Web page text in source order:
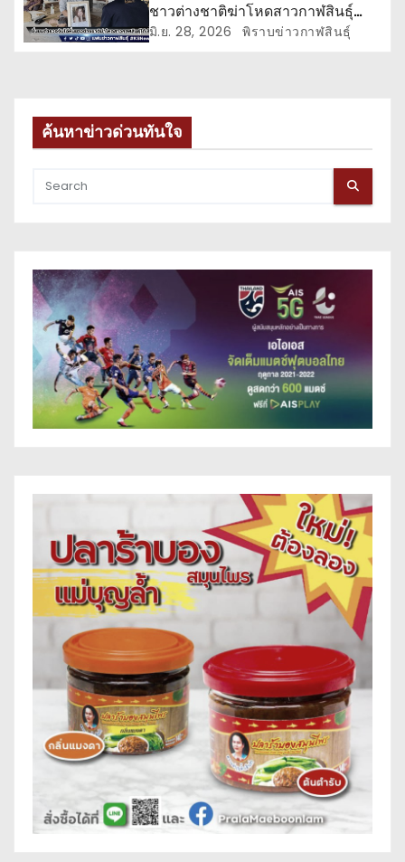
ชาวต่างชาติฆ่าโหดสาวกาฬสินธุ์
ก่อนบินหนีออกนอกประเทศ
มิ.ย. 28, 2026 พิราบข่าวกาฬสินธุ์
ค้นหาข่าวด่วนทันใจ